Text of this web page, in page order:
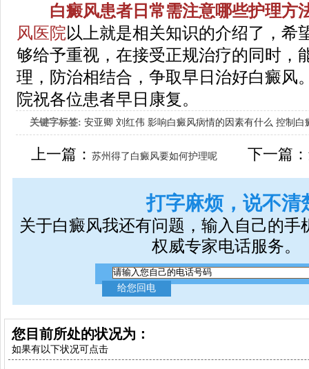
白癜风患者日常需注意哪些护理方
风医院以上就是相关知识的介绍了，希
够给予重视，在接受正规治疗的同时，
理，防治相结合，争取早日治好白癜风
院祝各位患者早日康复。
关键字标签: 安亚卿 刘红伟 影响白癜风病情的因素有什么 控制白
女生应该如何治疗呢
上一篇：苏州得了白癜风要如何护理呢 下一篇：
打字麻烦，说不清
关于白癜风我还有问题，输入自己的手
权威专家电话服务。
您目前所处的状况为：
如果有以下状况可点击